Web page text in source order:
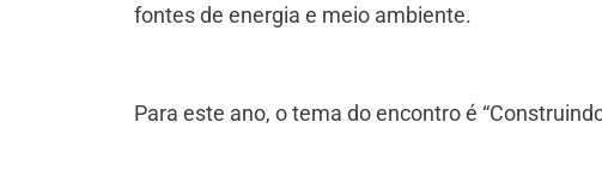
fontes de energia e meio ambiente.
Para este ano, o tema do encontro é